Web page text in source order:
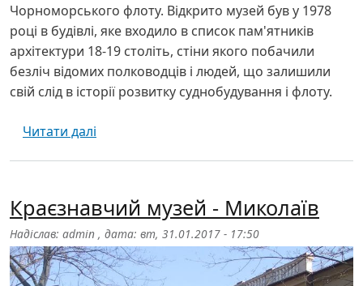
Чорноморського флоту. Відкрито музей був у 1978
році в будівлі, яке входило в список пам'ятників
архітектури 18-19 століть, стіни якого побачили
безліч відомих полководців і людей, що залишили
свій слід в історії розвитку суднобудування і флоту.
Читати далі
Краєзнавчий музей - Миколаїв
Надіслав: admin , дата: вт, 31.01.2017 - 17:50